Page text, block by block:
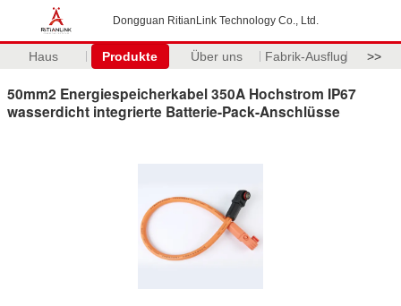
Dongguan RitianLink Technology Co., Ltd.
Haus Produkte Über uns Fabrik-Ausflug >>
50mm2 Energiespeicherkabel 350A Hochstrom IP67
wasserdicht integrierte Batterie-Pack-Anschlüsse